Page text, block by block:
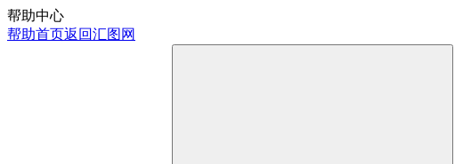
帮助中心
帮助首页返回汇图网